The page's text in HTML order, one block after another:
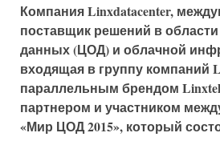
Компания Linxdatacenter,
поставщик решений в
данных (ЦОД) и облачной
входящая в группу компаний
параллельным брендом
партнером и участником
«Мир ЦОД 2015», который